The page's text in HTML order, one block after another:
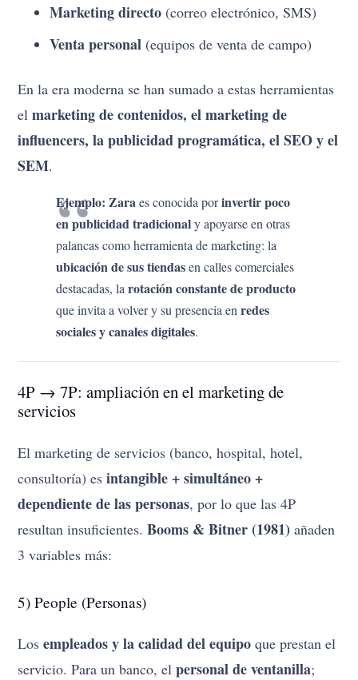
Marketing directo (correo electrónico, SMS)
Venta personal (equipos de venta de campo)
En la era moderna se han sumado a estas herramientas
elmarketing de contenidos, el marketing de
influencers, la publicidad programática, el SEO y el
SEM.
Ejemplo: Zaraes conocida porinvertir poco
en publicidad tradicionaly apoyarse en otras
palancas como herramienta de marketing: la
ubicación de sus tiendasen calles comerciales
destacadas, larotación constante de producto
que invita a volver y su presencia enredes
sociales y canales digitales.
4P → 7P: ampliación en el marketing de
servicios
El marketing de servicios (banco, hospital, hotel,
consultoría) esintangible + simultáneo +
dependiente de las personas, por lo que las 4P
resultan insuficientes.Booms & Bitner (1981) añaden
3 variables más:
5) People (Personas)
Losempleados y la calidad del equipo que prestan el
servicio. Para un banco, elpersonal de ventanilla;